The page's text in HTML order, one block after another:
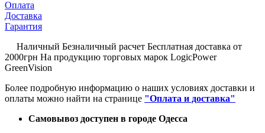
Оплата
Доставка
Гарантия
Наличный Безналичный расчет Бесплатная доставка от
2000грн На продукцию торговых марок LogicPower
GreenVision
Более подробную информацию о наших условиях доставки и
оплаты можно найти на странице "Оплата и доставка"
Самовывоз доступен в городе Одесса